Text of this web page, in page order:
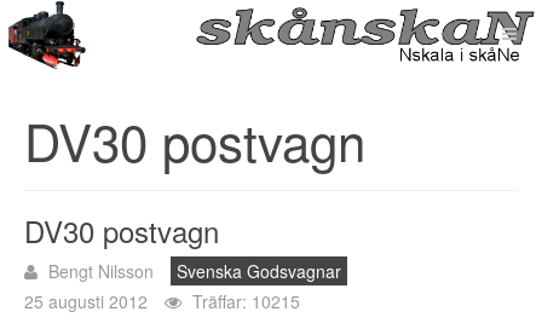
DV30 postvagn
DV30 postvagn
Bengt Nilsson
Svenska Godsvagnar
25 augusti 2012
Träffar: 10215